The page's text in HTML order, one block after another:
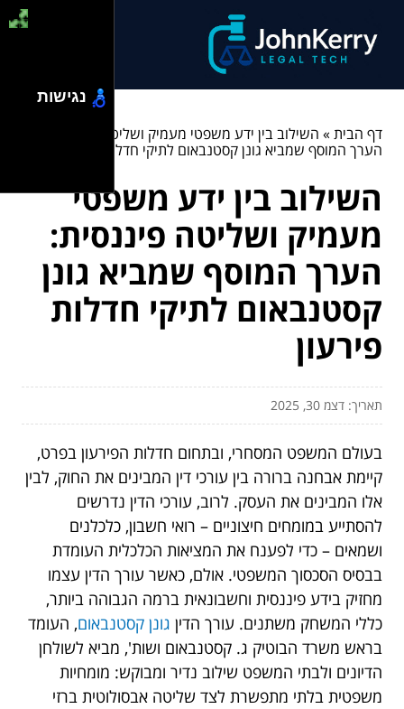
דף הבית» השילוב בין ידע משפטי מעמיק ושליטה פיננסית:
הערך המוסף שמביא גונן קסטנבאום לתיקי חדלות פירעון
השילוב בין ידע משפטי
מעמיק ושליטה פיננסית:
הערך המוסף שמביא גונן
קסטנבאום לתיקי חדלות
פירעון
תאריך: דצמ 30, 2025
בעולם המשפט המסחרי, ובתחום חדלות הפירעון בפרט,
קיימת אבחנה ברורה בין עורכי דין המבינים את החוק, לבין
אלו המבינים את העסק. לרוב, עורכי הדין נדרשים
להסתייע במומחים חיצוניים – רואי חשבון, כלכלנים
ושמאים – כדי לפענח את המציאות הכלכלית העומדת
בבסיס הסכסוך המשפטי. אולם, כאשר עורך הדין עצמו
מחזיק בידע פיננסית וחשבונאית ברמה הגבוהה ביותר,
כללי המשחק משתנים. עורך הדין גונן קסטנבאום, העומד
בראש משרד הבוטיק ג. קסטנבאום ושות', מביא לשולחן
הדיונים ולבתי המשפט שילוב נדיר ומבוקש: מומחיות
משפטית בלתי מתפשרת לצד שליטה אבסולוטית ברזי
נגישות